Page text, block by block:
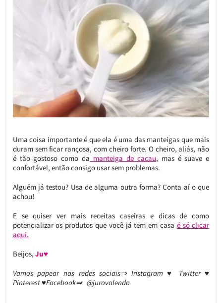
Uma coisa importante é que ela é uma das manteigas que mais
duram sem ficar rançosa, com cheiro forte. O cheiro, aliás, não
é tão gostoso como da manteiga de cacau, mas é suave e
confortável, então consigo usar sem problemas.
Alguém já testou? Usa de alguma outra forma? Conta aí o que
achou!
E se quiser ver mais receitas caseiras e dicas de como
potencializar os produtos que você já tem em casa é só clicar
aqui.
Beijos, Ju♥
Vamos papear nas redes sociais⇒ Instagram ♥ Twitter ♥
Pinterest ♥Facebook⇒ @jurovalendo